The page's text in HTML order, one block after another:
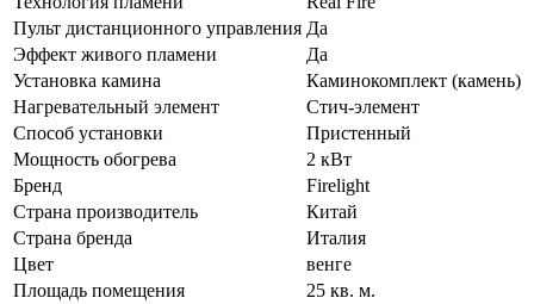
Пульт дистанционного управления Да
Эффект живого пламени
Да
Установка камина
Каминокомплект (камень)
Нагревательный элемент
Стич-элемент
Способ установки
Пристенный
Мощность обогрева
2 кВт
Бренд
Firelight
Страна производитель
Китай
Страна бренда
Италия
Цвет
венге
Площадь помещения
25 кв. м.